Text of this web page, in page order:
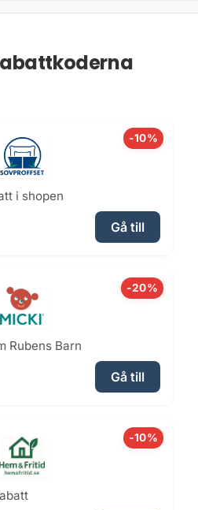
-10%
i shopen
Gå till
-20%
Rubens Barn
Gå till
-10%